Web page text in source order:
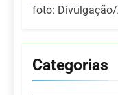
foto:
Categorias